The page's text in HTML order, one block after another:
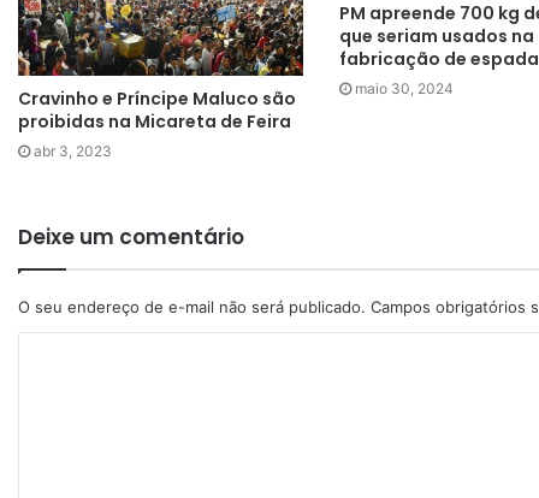
Cravinho e Príncipe Maluco são
proibidas na Micareta de Feira
abr 3, 2023
PM apreende 700 kg
que seriam usados na
fabricação de
maio 30, 2024
Deixe um comentário
O seu endereço de e-mail não será publicado. Campos obrigatórios